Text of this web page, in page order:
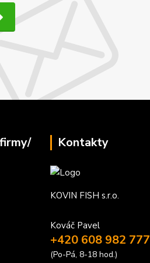
Kontakty
KOVIN FISH s.r.o.
Kováč Pavel
+420 608 982 777
(Po-Pá, 8-18 hod.)